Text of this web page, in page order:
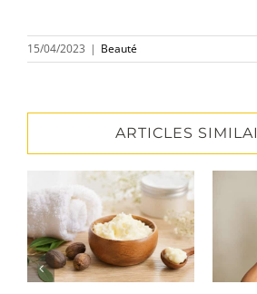
15/04/2023 | Beauté
ARTICLES